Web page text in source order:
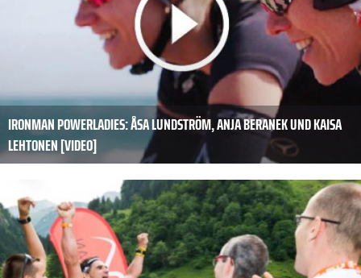
IRONMAN POWERLADIES: ÅSA LUNDSTRÖM, ANJA BERANEK UND KAISA
LEHTONEN [VIDEO]